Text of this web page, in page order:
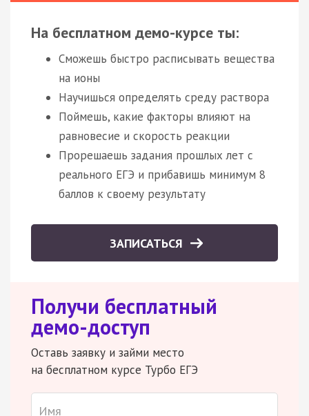
На бесплатном демо-курсе ты:
Сможешь быстро расписывать вещества
на ионы
Научишься определять среду раствора
Поймешь, какие факторы влияют на
равновесие и скорость реакции
Прорешаешь задания прошлых лет с
реального ЕГЭ и прибавишь минимум 8
баллов к своему результату
ЗАПИСАТЬСЯ
Получи бесплатный
демо-доступ
Оставь заявку и займи место
на бесплатном курсе Турбо ЕГЭ